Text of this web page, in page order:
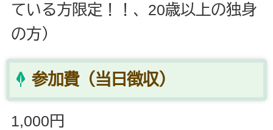
ている方限定！！、20歳以上の独身
の方）
参加費（当日徴収）
1,000円